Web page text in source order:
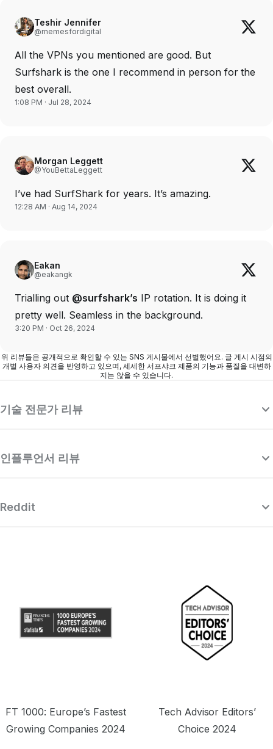
Teshir Jennifer
@memesfordigital
All the VPNs you mentioned are good. But
Surfshark is the one I recommend in person for the
best overall.
1:08 PM · Jul 28, 2024
Morgan Leggett
@YouBettaLeggett
I’ve had SurfShark for years. It’s amazing.
12:28 AM · Aug 14, 2024
Eakan
@eakangk
Trialling out @surfshark’s IP rotation. It is doing it
pretty well. Seamless in the background.
3:20 PM · Oct 26, 2024
위 리뷰들은 공개적으로 확인할 수 있는 SNS 게시물에서 선별했어요. 글 게시 시점의
개별 사용자 의견을 반영하고 있으며, 세세한 서프샤크 제품의 기능과 품질을 대변하
지는 않을 수 있습니다.
기술 전문가 리뷰
“서프샤크는 매우 강력한 VPN으로, 최고의
“
인플루언서 리뷰
Reddit
FT 1000: Europe’s Fastest
Growing Companies 2024
Tech Advisor Editors’
Choice 2024